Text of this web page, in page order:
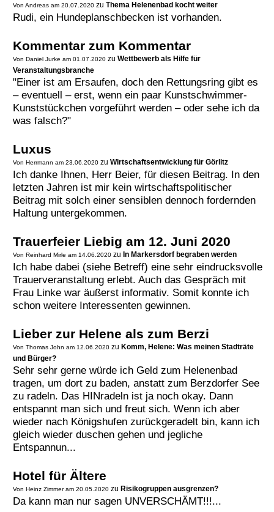
Von Andreas am 20.07.2020zu Thema Helenenbad kocht weiter
Rudi, ein Hundeplanschbecken ist vorhanden.
Kommentar zum Kommentar
Von Daniel Jurke am 01.07.2020zu Wettbewerb als Hilfe für
Veranstaltungsbranche
"Einer ist am Ersaufen, doch den Rettungsring gibt es
– eventuell – erst, wenn ein paar Kunstschwimmer-
Kunststückchen vorgeführt werden – oder sehe ich da
was falsch?"
Luxus
Von Herrmann am 23.06.2020zu Wirtschaftsentwicklung für Görlitz
Ich danke Ihnen, Herr Beier, für diesen Beitrag. In den
letzten Jahren ist mir kein wirtschaftspolitischer
Beitrag mit solch einer sensiblen dennoch fordernden
Haltung untergekommen.
Trauerfeier Liebig am 12. Juni 2020
Von Reinhard Mirle am 14.06.2020zu In Markersdorf begraben werden
Ich habe dabei (siehe Betreff) eine sehr eindrucksvolle
Trauerveranstaltung erlebt. Auch das Gespräch mit
Frau Linke war äußerst informativ. Somit konnte ich
schon weitere Interessenten gewinnen.
Lieber zur Helene als zum Berzi
Von Thomas John am 12.06.2020zu Komm, Helene: Was meinen Stadträte
und Bürger?
Sehr sehr gerne würde ich Geld zum Helenenbad
tragen, um dort zu baden, anstatt zum Berzdorfer See
zu radeln. Das HINradeln ist ja noch okay. Dann
entspannt man sich und freut sich. Wenn ich aber
wieder nach Königshufen zurückgeradelt bin, kann ich
gleich wieder duschen gehen und jegliche
Entspannun...
Hotel für Ältere
Von Heinz Zimmer am 20.05.2020zu Risikogruppen ausgrenzen?
Da kann man nur sagen UNVERSCHÄMT!!!...